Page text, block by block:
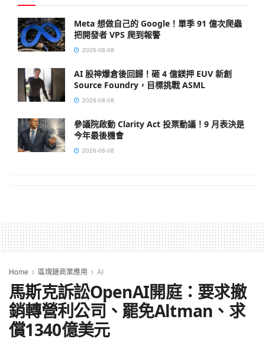
Meta 想做自己的 Google！單季 91 億次爬蟲
把開發者 VPS 爬到報警
2026-08-08
AI 股神爆倉後回歸！砸 4 億鎂押 EUV 新創
Source Foundry，目標挑戰 ASML
2026-08-08
參議院啟動 Clarity Act 投票動議！9 月表決是
今年最後機會
2026-08-08
Home 區塊鏈商業應用 AI
馬斯克訴訟OpenAI開庭：要求撤
銷轉營利公司、罷免Altman、求
償1340億美元